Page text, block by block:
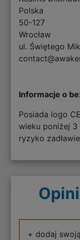
Polska
50-127
Wrocław
ul. Świętego
Informacje o
Posiada logo
wieku poniżej 3
ryzyko
+ dodaj